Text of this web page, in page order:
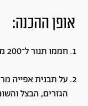
אופן ההכנה:
חממו תנור ל־200 מעלות.
על תבנית אפייה
הגזרים, הבצל